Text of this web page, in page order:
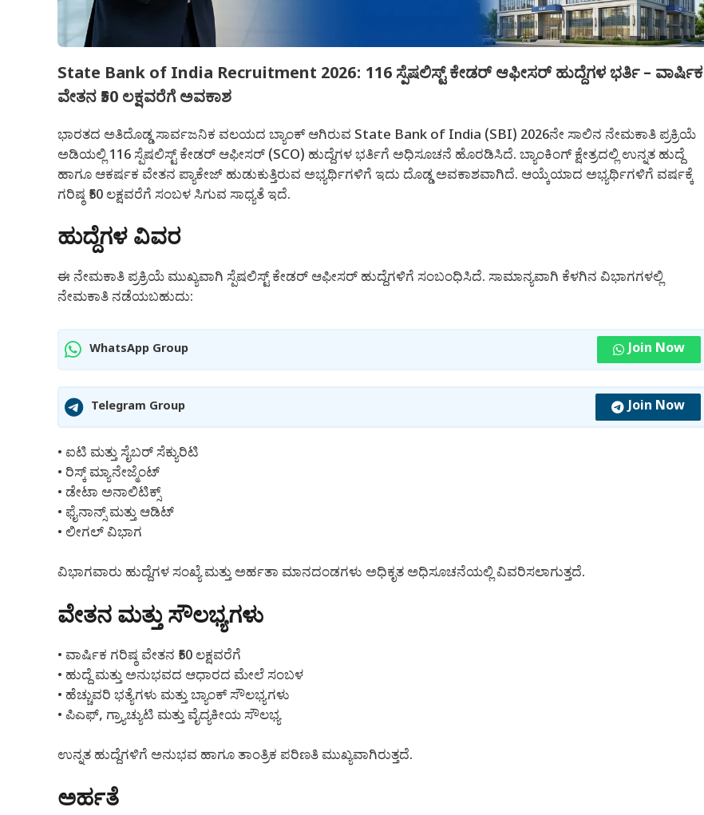
State Bank of India Recruitment 2026: 116 ಸ್ಪೆಷಲಿಸ್ಟ್ ಕೇಡರ್ ಆಫೀಸರ್ ಹುದ್ದೆಗಳ ಭರ್ತಿ – ವಾರ್ಷಿಕ
ವೇತನ ₹50 ಲಕ್ಷವರೆಗೆ ಅವಕಾಶ
ಭಾರತದ ಅತಿದೊಡ್ಡ ಸಾರ್ವಜನಿಕ ವಲಯದ ಬ್ಯಾಂಕ್ ಆಗಿರುವ State Bank of India (SBI) 2026ನೇ ಸಾಲಿನ ನೇಮಕಾತಿ ಪ್ರಕ್ರಿಯೆ
ಅಡಿಯಲ್ಲಿ 116 ಸ್ಪೆಷಲಿಸ್ಟ್ ಕೇಡರ್ ಆಫೀಸರ್ (SCO) ಹುದ್ದೆಗಳ ಭರ್ತಿಗೆ ಅಧಿಸೂಚನೆ ಹೊರಡಿಸಿದೆ. ಬ್ಯಾಂಕಿಂಗ್ ಕ್ಷೇತ್ರದಲ್ಲಿ ಉನ್ನತ ಹುದ್ದೆ
ಹಾಗೂ ಆಕರ್ಷಕ ವೇತನ ಪ್ಯಾಕೇಜ್ ಹುಡುಕುತ್ತಿರುವ ಅಭ್ಯರ್ಥಿಗಳಿಗೆ ಇದು ದೊಡ್ಡ ಅವಕಾಶವಾಗಿದೆ. ಆಯ್ಕೆಯಾದ ಅಭ್ಯರ್ಥಿಗಳಿಗೆ ವರ್ಷಕ್ಕೆ
ಗರಿಷ್ಠ ₹50 ಲಕ್ಷವರೆಗೆ ಸಂಬಳ ಸಿಗುವ ಸಾಧ್ಯತೆ ಇದೆ.
ಹುದ್ದೆಗಳ ವಿವರ
ಈ ನೇಮಕಾತಿ ಪ್ರಕ್ರಿಯೆ ಮುಖ್ಯವಾಗಿ ಸ್ಪೆಷಲಿಸ್ಟ್ ಕೇಡರ್ ಆಫೀಸರ್ ಹುದ್ದೆಗಳಿಗೆ ಸಂಬಂಧಿಸಿದೆ. ಸಾಮಾನ್ಯವಾಗಿ ಕೆಳಗಿನ ವಿಭಾಗಗಳಲ್ಲಿ
ನೇಮಕಾತಿ ನಡೆಯಬಹುದು:
WhatsApp Group Join Now
Telegram Group Join Now
• ಐಟಿ ಮತ್ತು ಸೈಬರ್ ಸೆಕ್ಯುರಿಟಿ
• ರಿಸ್ಕ್ ಮ್ಯಾನೇಜ್ಮೆಂಟ್
• ಡೇಟಾ ಅನಾಲಿಟಿಕ್ಸ್
• ಫೈನಾನ್ಸ್ ಮತ್ತು ಆಡಿಟ್
• ಲೀಗಲ್ ವಿಭಾಗ
ವಿಭಾಗವಾರು ಹುದ್ದೆಗಳ ಸಂಖ್ಯೆ ಮತ್ತು ಅರ್ಹತಾ ಮಾನದಂಡಗಳು ಅಧಿಕೃತ ಅಧಿಸೂಚನೆಯಲ್ಲಿ ವಿವರಿಸಲಾಗುತ್ತದೆ.
ವೇತನ ಮತ್ತು ಸೌಲಭ್ಯಗಳು
• ವಾರ್ಷಿಕ ಗರಿಷ್ಠ ವೇತನ ₹50 ಲಕ್ಷವರೆಗೆ
• ಹುದ್ದೆ ಮತ್ತು ಅನುಭವದ ಆಧಾರದ ಮೇಲೆ ಸಂಬಳ
• ಹೆಚ್ಚುವರಿ ಭತ್ಯೆಗಳು ಮತ್ತು ಬ್ಯಾಂಕ್ ಸೌಲಭ್ಯಗಳು
• ಪಿಎಫ್, ಗ್ರ್ಯಾಚ್ಯುಟಿ ಮತ್ತು ವೈದ್ಯಕೀಯ ಸೌಲಭ್ಯ
ಉನ್ನತ ಹುದ್ದೆಗಳಿಗೆ ಅನುಭವ ಹಾಗೂ ತಾಂತ್ರಿಕ ಪರಿಣತಿ ಮುಖ್ಯವಾಗಿರುತ್ತದೆ.
ಅರ್ಹತೆ